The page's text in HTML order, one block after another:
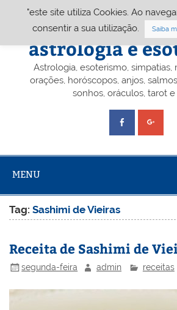
Portal A&E –
astrologia e
Astrologia, esoterismo, simpatias,
orações, horóscopos, anjos,
sonhos, oráculos, tarot e
MENU
Tag:Sashimi de Vieiras
Receita de Sashimi de
segunda-feira admin receitas
"este site utiliza Cookies. Ao
consentir a sua utilização.
Saiba